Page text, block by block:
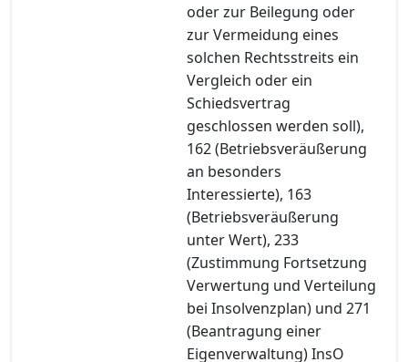
oder zur Beilegung oder
zur Vermeidung eines
solchen Rechtsstreits ein
Vergleich oder ein
Schiedsvertrag
geschlossen werden soll),
162 (Betriebsveräußerung
an besonders
Interessierte), 163
(Betriebsveräußerung
unter Wert), 233
(Zustimmung Fortsetzung
Verwertung und Verteilung
bei Insolvenzplan) und 271
(Beantragung einer
Eigenverwaltung) InsO